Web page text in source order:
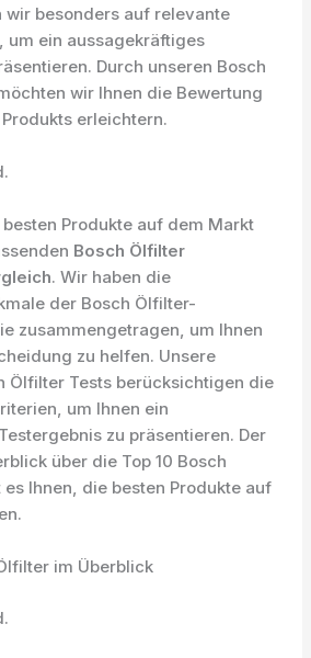
wir besonders auf relevante
um ein aussagekräftiges
Durch unseren Bosch
wir Ihnen die Bewertung
erleichtern.
Produkte auf dem Markt
Bosch Ölfilter
. Wir haben die
der Bosch Ölfilter-
zusammengetragen, um Ihnen
zu helfen. Unsere
Ölfilter Tests berücksichtigen die
um Ihnen ein
zu präsentieren. Der
über die Top 10 Bosch
Ihnen, die besten Produkte auf
im Überblick